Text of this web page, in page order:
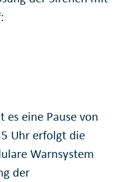
es eine Pause von
Uhr erfolgt die
Warnsystem
der